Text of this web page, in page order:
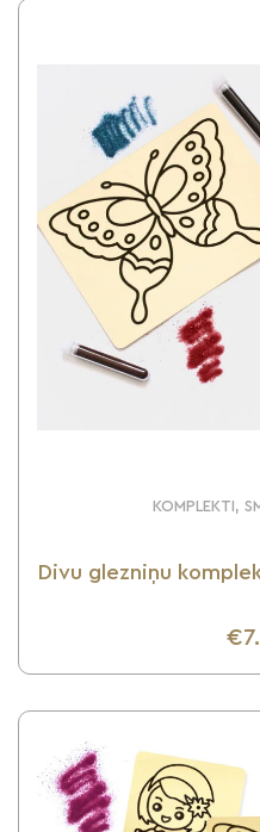
KOMPLEKTI,
Divu glezniņu